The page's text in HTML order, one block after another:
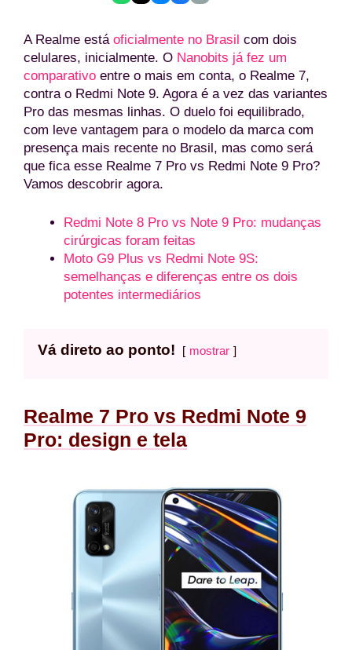
A Realme está oficialmente no Brasil com dois
celulares, inicialmente. O Nanobits já fez um
comparativo entre o mais em conta, o Realme 7,
contra o Redmi Note 9. Agora é a vez das variantes
Pro das mesmas linhas. O duelo foi equilibrado,
com leve vantagem para o modelo da marca com
presença mais recente no Brasil, mas como será
que fica esse Realme 7 Pro vs Redmi Note 9 Pro?
Vamos descobrir agora.
Redmi Note 8 Pro vs Note 9 Pro: mudanças
cirúrgicas foram feitas
Moto G9 Plus vs Redmi Note 9S:
semelhanças e diferenças entre os dois
potentes intermediários
Vá direto ao ponto! mostrar
Realme 7 Pro vs Redmi Note 9
Pro: design e tela